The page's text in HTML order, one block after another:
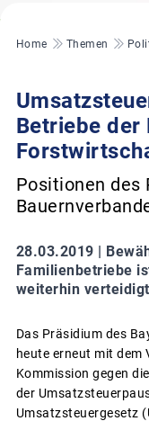
Pfadnavigation
Home Themen
Betriebe der
Positionen des
28.03.2019 |
Familienbetriebe
weiterhin
Das Präsidium des
heute erneut mit dem
Kommission gegen
der
Umsatzsteuergesetz